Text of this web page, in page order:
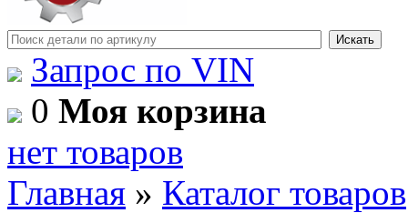
Запрос по VIN
0 Моя корзина
нет товаров
Главная » Каталог товаров